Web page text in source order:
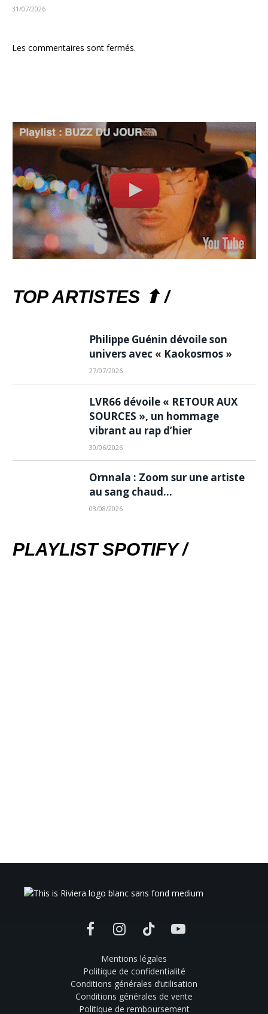
31/07/2026
Les commentaires sont fermés.
TOP ARTISTES ⬆ /
Philippe Guénin dévoile son
univers avec « Kaokosmos »
27/07/2026
LVR66 dévoile « RETOUR AUX
SOURCES », un hommage
vibrant au rap d’hier
30/06/2026
Ornnala : Zoom sur une artiste
au sang chaud…
03/08/2026
PLAYLIST SPOTIFY /
FacebookInstagramTikTok YouTube
Mentions légales
Politique de confidentialité
Conditions générales d’utilisation
Conditions générales de vente
Politique de remboursement